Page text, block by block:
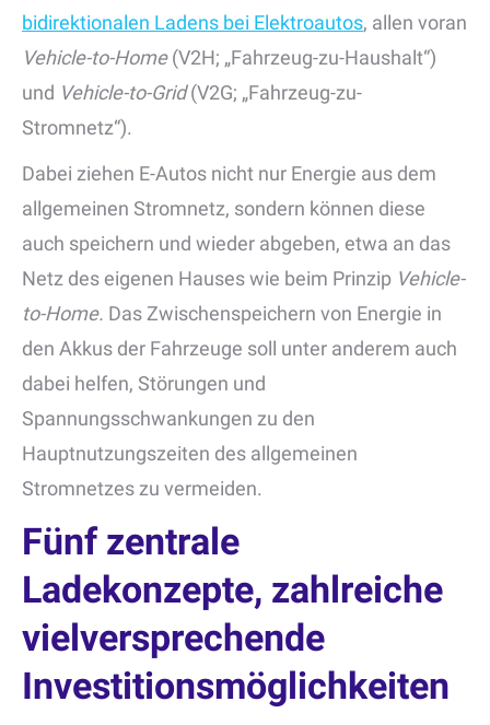
bidirektionalen Ladens bei Elektroautos, allen voran
Vehicle-to-Home(V2H; „Fahrzeug-zu-Haushalt“)
und Vehicle-to-Grid(V2G; „Fahrzeug-zu-
Stromnetz“).
Dabei ziehen E-Autos nicht nur Energie aus dem
allgemeinen Stromnetz, sondern können diese
auch speichern und wieder abgeben, etwa an das
Netz des eigenen Hauses wie beim Prinzip Vehicle-
to-Home. Das Zwischenspeichern von Energie in
den Akkus der Fahrzeuge soll unter anderem auch
dabei helfen, Störungen und
Spannungsschwankungen zu den
Hauptnutzungszeiten des allgemeinen
Stromnetzes zu vermeiden.
Fünf zentrale
Ladekonzepte, zahlreiche
vielversprechende
Investitionsmöglichkeiten